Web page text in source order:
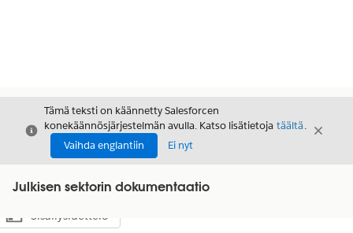
Sulje
Tämä teksti on käännetty Salesforcen
konekäännösjärjestelmän avulla. Katso lisätietoja täältä.
Vaihda englantiin
Ei nyt
Sulje
Julkisen sektorin dokumentaatio
Näytä sisällysluettelo
Sisällysluettelo